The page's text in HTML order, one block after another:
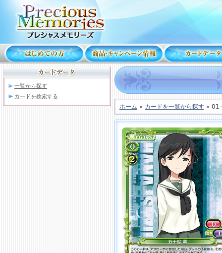
一覧から探す
カードを検索する
ホーム » カードを一覧から探す »